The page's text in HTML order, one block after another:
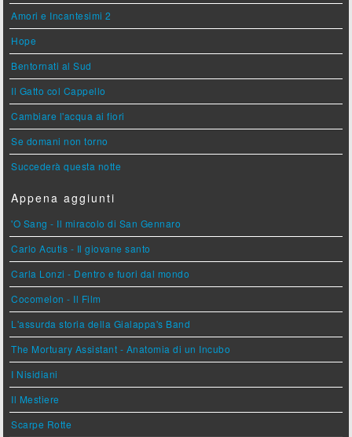
Amori e Incantesimi 2
Hope
Bentornati al Sud
Il Gatto col Cappello
Cambiare l'acqua ai fiori
Se domani non torno
Succederà questa notte
Appena aggiunti
'O Sang - Il miracolo di San Gennaro
Carlo Acutis - Il giovane santo
Carla Lonzi - Dentro e fuori dal mondo
Cocomelon - Il Film
L'assurda storia della Gialappa's Band
The Mortuary Assistant - Anatomia di un Incubo
I Nisidiani
Il Mestiere
Scarpe Rotte